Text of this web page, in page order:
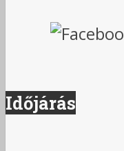
Időjárás